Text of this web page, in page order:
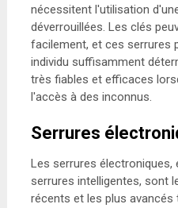
nécessitent l'utilisation
déverrouillées. Les clés
facilement, et ces serrures
individu suffisamment
très fiables et efficaces
l'accès à des inconnus.
Serrures
Les serrures électroniques,
serrures intelligentes, sont
récents et les plus avancés